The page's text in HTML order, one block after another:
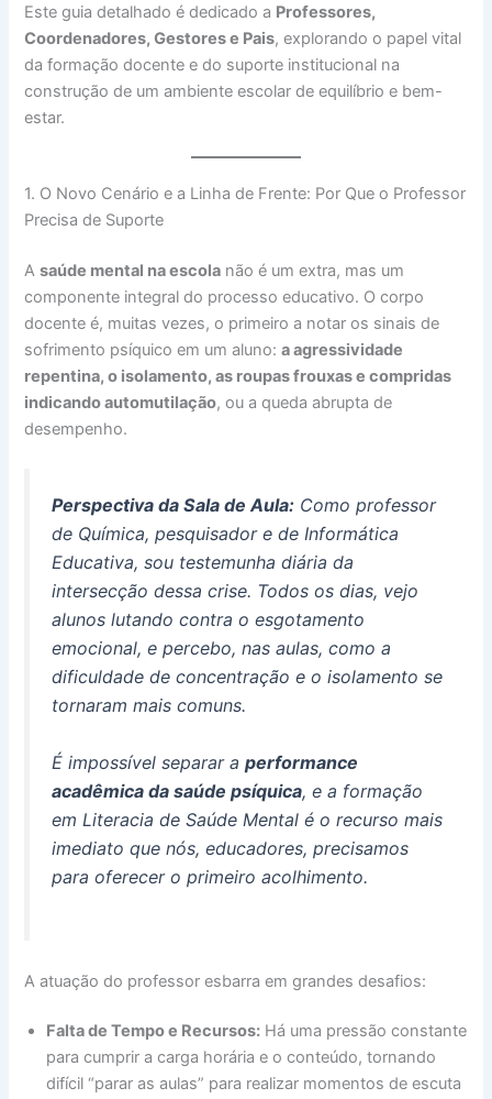
Este guia detalhado é dedicado a Professores,
Coordenadores, Gestores e Pais, explorando o papel vital
da formação docente e do suporte institucional na
construção de um ambiente escolar de equilíbrio e bem-
estar.
1. O Novo Cenário e a Linha de Frente: Por Que o Professor
Precisa de Suporte
Asaúde mental na escola não é um extra, mas um
componente integral do processo educativo. O corpo
docente é, muitas vezes, o primeiro a notar os sinais de
sofrimento psíquico em um aluno:a agressividade
repentina, o isolamento, as roupas frouxas e compridas
indicando automutilação, ou a queda abrupta de
desempenho.
Perspectiva da Sala de Aula: Como professor
de Química, pesquisador e de Informática
Educativa, sou testemunha diária da
intersecção dessa crise. Todos os dias, vejo
alunos lutando contra o esgotamento
emocional, e percebo, nas aulas, como a
dificuldade de concentração e o isolamento se
tornaram mais comuns.
É impossível separar aperformance
acadêmica da saúde psíquica, e a formação
em Literacia de Saúde Mental é o recurso mais
imediato que nós, educadores, precisamos
para oferecer o primeiro acolhimento.
A atuação do professor esbarra em grandes desafios:
Falta de Tempo e Recursos: Há uma pressão constante
para cumprir a carga horária e o conteúdo, tornando
difícil “parar as aulas” para realizar momentos de escuta